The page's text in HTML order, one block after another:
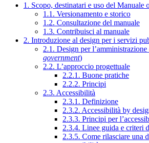
1. Scopo, destinatari e uso del Manuale
1.1. Versionamento e storico
1.2. Consultazione del manuale
1.3. Contribuisci al manuale
2. Introduzione al design per i servizi
2.1. Design per
government)
2.2. L’approccio progettuale
2.2.1. Buone pratiche
2.2.2. Principi
2.3. Accessibilità
2.3.1. Definizione
2.3.2. Accessibilità by
2.3.3. Principi per
2.3.4. Linee guida e criteri
2.3.5. Come rilasciare una